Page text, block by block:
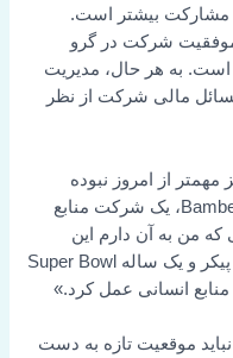
مشارکت بیشتر است.
موفقیت شرکت در گرو
به هر حال، مدیریت
مالی شرکت از نظر
از امروز نبوده
است. به گفته آلن جونز، مدیر عامل Bambee، یک شرکت منابع
من به آن دارم این
است: COVID به عنوان یک تبلیغ غول پیکر و یک ساله Super Bowl
انسانی عمل کرد.»
موقعیت تازه به دست